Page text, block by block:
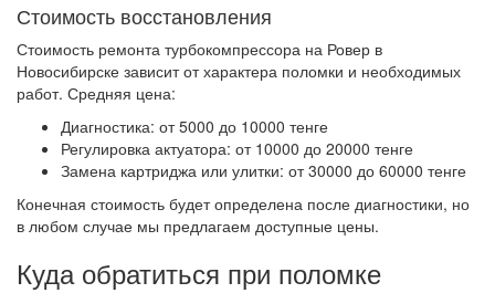
Стоимость восстановления
Стоимость ремонта турбокомпрессора на Ровер в
Новосибирске зависит от характера поломки и необходимых
работ. Средняя цена:
Диагностика: от 5000 до 10000 тенге
Регулировка актуатора: от 10000 до 20000 тенге
Замена картриджа или улитки: от 30000 до 60000 тенге
Конечная стоимость будет определена после диагностики, но
в любом случае мы предлагаем доступные цены.
Куда обратиться при поломке